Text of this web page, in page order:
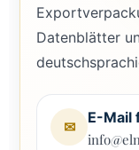
Datenblätter
✉
E-Mail